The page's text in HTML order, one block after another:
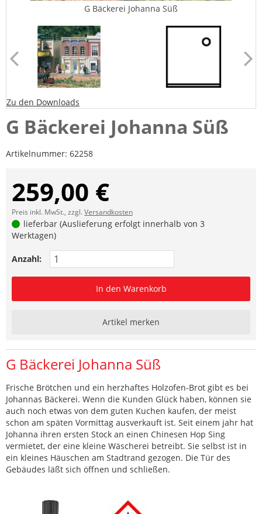
G Bäckerei Johanna Süß
Zu den Downloads
G Bäckerei Johanna Süß
Artikelnummer: 62258
259,00 €
Preis inkl. MwSt., zzgl.Versandkosten
lieferbar (Auslieferung erfolgt innerhalb von 3
Werktagen)
Anzahl:
In den Warenkorb
Artikel merken
G Bäckerei Johanna Süß
Frische Brötchen und ein herzhaftes Holzofen-Brot gibt es bei
Johannas Bäckerei. Wenn die Kunden Glück haben, können sie
auch noch etwas von dem guten Kuchen kaufen, der meist
schon am späten Vormittag ausverkauft ist. Seit einem jahr hat
Johanna ihren ersten Stock an einen Chinesen Hop Sing
vermietet, der eine kleine Wäscherei betreibt. Sie selbst ist in
ein kleines Häuschen am Stadtrand gezogen. Die Tür des
Gebäudes läßt sich öffnen und schließen.